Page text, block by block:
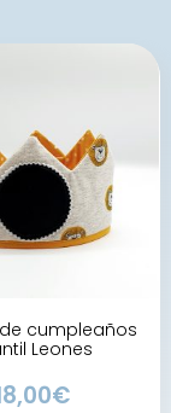
cumpleaños
Leones
€